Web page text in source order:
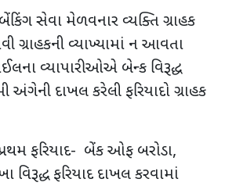
સેવા મેળવનાર વ્યક્તિ ગ્રાહક
ગ્રાહકની વ્યાખ્યામાં ન આવતા
વ્યાપારીઓએ બેન્ક વિરૂદ્ધ
અંગેની દાખલ કરેલી ફરિયાદો ગ્રાહક
ફરિયાદ- બેંક ઓફ બરોડા,
વિરૂદ્ધ ફરિયાદ દાખલ કરવામાં